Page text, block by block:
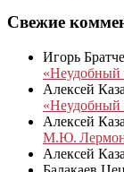
Свежие
Игорь
«Неудобный
Алексей
«Неудобный
Алексей
М.Ю.
Алексей